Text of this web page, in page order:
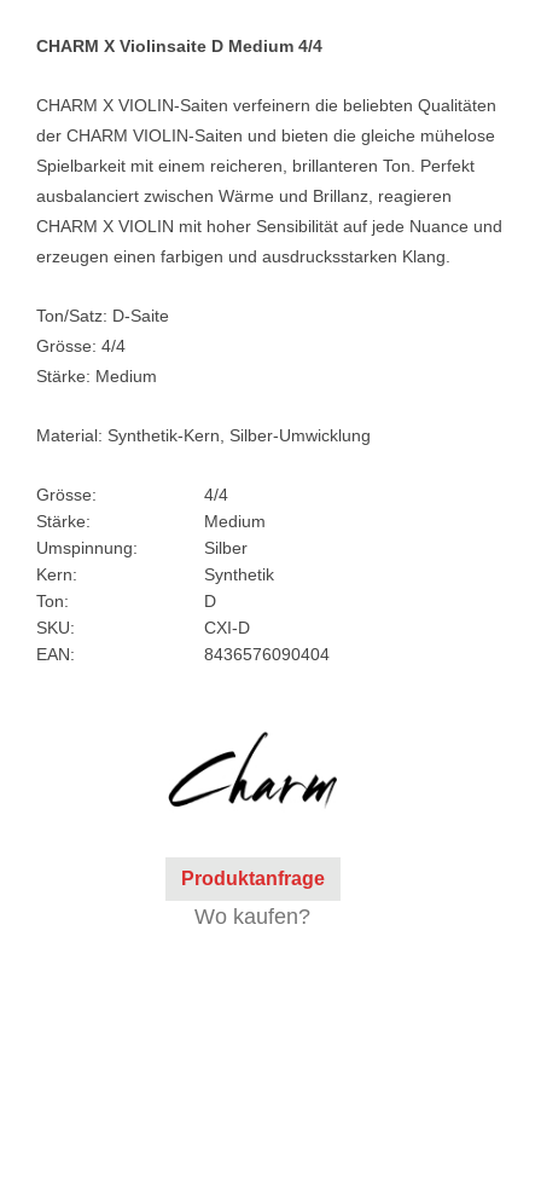
CHARM X Violinsaite D Medium 4/4
CHARM X VIOLIN-Saiten verfeinern die beliebten Qualitäten
der CHARM VIOLIN-Saiten und bieten die gleiche mühelose
Spielbarkeit mit einem reicheren, brillanteren Ton. Perfekt
ausbalanciert zwischen Wärme und Brillanz, reagieren
CHARM X VIOLIN mit hoher Sensibilität auf jede Nuance und
erzeugen einen farbigen und ausdrucksstarken Klang.
Ton/Satz: D-Saite
Grösse: 4/4
Stärke: Medium
Material: Synthetik-Kern, Silber-Umwicklung
Grösse:
4/4
Stärke:
Medium
Umspinnung:
Silber
Kern:
Synthetik
Ton:
D
SKU:
CXI-D
EAN:
8436576090404
Produktanfrage
Wo kaufen?